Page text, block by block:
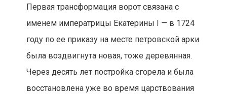
Первая трансформация ворот связана с
именем императрицы Екатерины I — в 1724
году по ее приказу на месте петровской арки
была воздвигнута новая, тоже деревянная.
Через десять лет постройка сгорела и была
восстановлена уже во время царствования